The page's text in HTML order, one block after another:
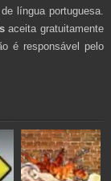
língua portuguesa.
aceita gratuitamente
é responsável pelo